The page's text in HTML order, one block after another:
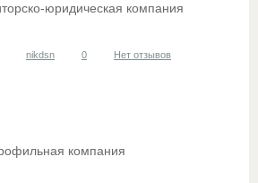
юридическая компания
nikdsn 0 Нет отзывов
компания